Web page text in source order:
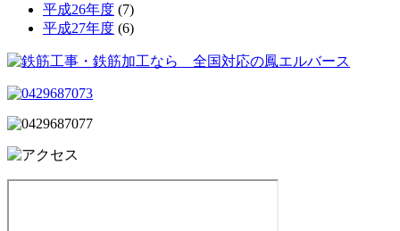
平成26年度 (7)
平成27年度 (6)